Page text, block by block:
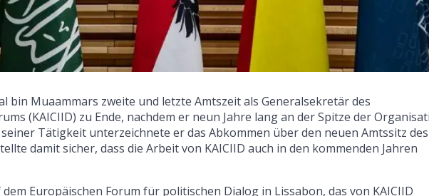
bin Muaammars zweite und letzte Amtszeit als Generalsekretär des
(KAICIID) zu Ende, nachdem er neun Jahre lang an der Spitze der
Tätigkeit unterzeichnete er das Abkommen über den neuen Amtssitz des
damit sicher, dass die Arbeit von KAICIID auch in den kommenden Jahren
Europäischen Forum für politischen Dialog in Lissabon, das von KAICIID